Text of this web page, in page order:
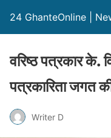
24 GhanteOnline |
वरिष्ठ पत्रकार के.
पत्रकारिता जगत की
Writer D